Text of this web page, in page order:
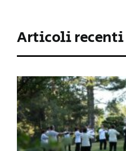
Articoli recenti